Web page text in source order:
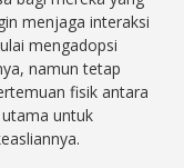
menjaga interaksi
mengadopsi
namun tetap
fisik antara
untuk